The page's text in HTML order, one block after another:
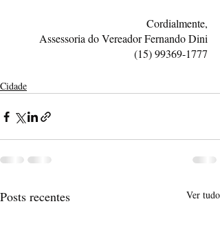
Cordialmente,
Assessoria do Vereador Fernando Dini
(15) 99369-1777
Cidade
Posts recentes Ver tudo